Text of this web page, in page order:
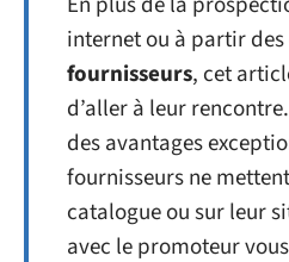
internet ou à partir des
fournisseurs, cet
d’aller à leur
des avantages
fournisseurs ne
catalogue ou sur leur
avec le promoteur